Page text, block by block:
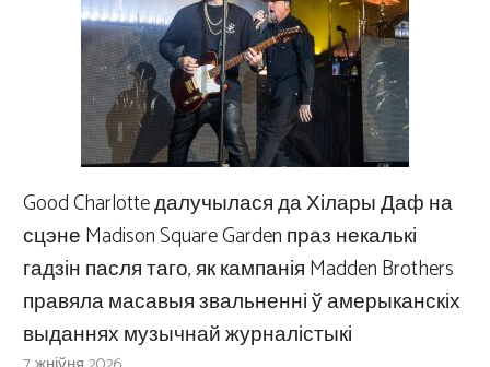
Good Charlotte далучылася да Хілары Даф на
сцэне Madison Square Garden праз некалькі
гадзін пасля таго, як кампанія Madden Brothers
правяла масавыя звальненні ў амерыканскіх
выданнях музычнай журналістыкі